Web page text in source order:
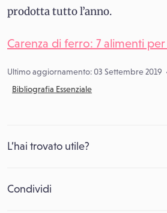
prodotta tutto l’anno.
Carenza di ferro: 7 alimenti
Ultimo aggiornamento: 03 Settembre 2019
Bibliografia Essenziale
L’hai trovato utile?
Condividi